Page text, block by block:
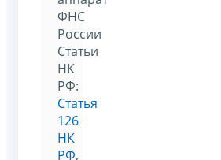
ФНС
России
Статьи
НК
РФ:
Статья
126
НК
РФ,